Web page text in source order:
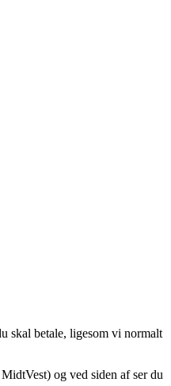
skal betale, ligesom vi normalt
og ved siden af ser du